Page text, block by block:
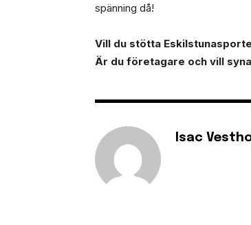
spänning då!
Vill du stötta
Är du företagare och vill
Isac